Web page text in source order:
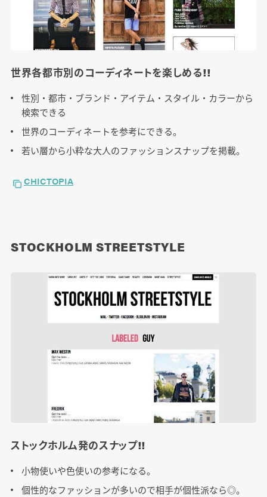
世界各都市別のコーディネートを楽しめる!!
性別・都市・ブランド・アイテム・スタイル・カラーから
検索できる
世界のコーディネートを参考にできる。
若い層から小粋な大人のファッションスナップを掲載。
CHICTOPIA
STOCKHOLM STREETSTYLE
ストックホルム発のスナップ!!
小物使いや色使いの参考になる。
個性的なファッションが多いので相手が個性派なら◎。